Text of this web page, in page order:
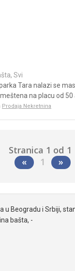
Svi
Tara nalazi se
na placu od 50
Prodaja Nekretnina
Stranica 1 od 1
«
1 »
Beogradu i Srbiji,
bašta, -